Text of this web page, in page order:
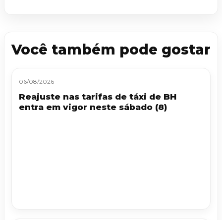
Você também pode gostar
06/08/2026
Reajuste nas tarifas de táxi de BH
entra em vigor neste sábado (8)